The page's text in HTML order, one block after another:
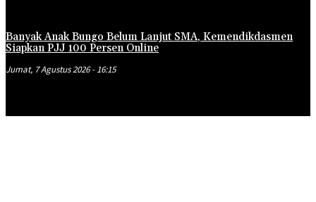
Banyak Anak Bungo Belum Lanjut SMA, Kemendikdasmen
Siapkan PJJ 100 Persen Online
Jumat, 7 Agustus 2026 - 16:15